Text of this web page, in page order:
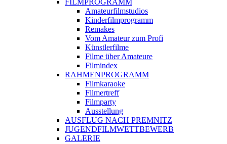
FILMPROGRAMM
Amateurfilmstudios
Kinderfilmprogramm
Remakes
Vom Amateur zum Profi
Künstlerfilme
Filme über Amateure
Filmindex
RAHMENPROGRAMM
Filmkaraoke
Filmertreff
Filmparty
Ausstellung
AUSFLUG NACH PREMNITZ
JUGENDFILMWETTBEWERB
GALERIE